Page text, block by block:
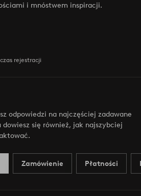
i mnóstwem inspiracji.
rejestracji
odpowiedzi na najczęściej zadawane
się również, jak najszybciej
Zamówienie Płatności